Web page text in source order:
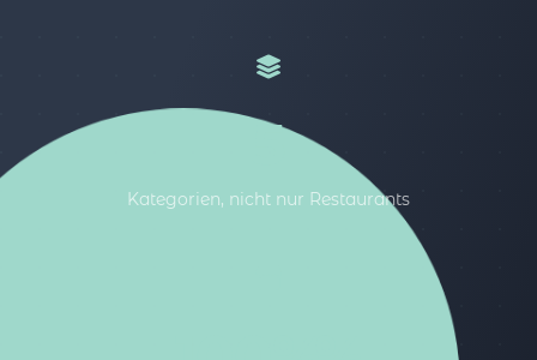
5
Kategorien, nicht nur Restaurants